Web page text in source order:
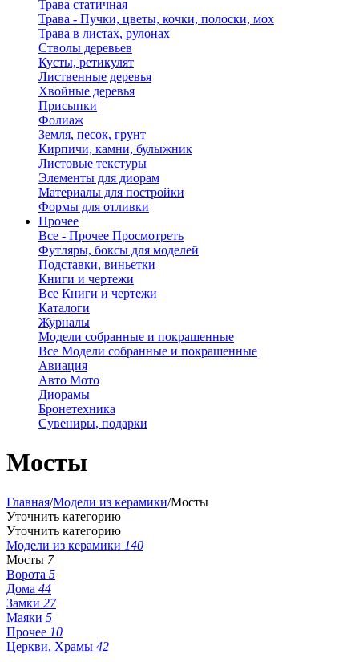
Трава статичная
Трава - Пучки, цветы, кочки, полоски, мох
Трава в листах, рулонах
Стволы деревьев
Кусты, ретикулят
Лиственные деревья
Хвойные деревья
Присыпки
Фолиаж
Земля, песок, грунт
Кирпичи, камни, булыжник
Листовые текстуры
Элементы для диорам
Материалы для постройки
Формы для отливки
Прочее
Все - Прочее Просмотреть
Футляры, боксы для моделей
Подставки, виньетки
Книги и чертежи
Все Книги и чертежи
Каталоги
Журналы
Модели собранные и покрашенные
Все Модели собранные и покрашенные
Авиация
Авто Мото
Диорамы
Бронетехника
Сувениры, подарки
Мосты
Главная/Модели из керамики/Мосты
Уточнить категорию
Уточнить категорию
Модели из керамики 140
Мосты 7
Ворота 5
Дома 44
Замки 27
Маяки 5
Прочее 10
Церкви, Храмы 42